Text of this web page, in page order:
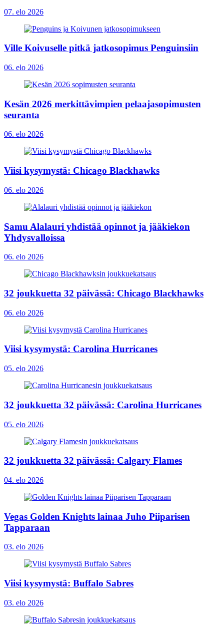
07. elo 2026
Ville Koivuselle pitkä jatkosopimus Penguinsiin
06. elo 2026
Kesän 2026 merkittävimpien pelaajasopimusten
seuranta
06. elo 2026
Viisi kysymystä: Chicago Blackhawks
06. elo 2026
Samu Alalauri yhdistää opinnot ja jääkiekon
Yhdysvalloissa
06. elo 2026
32 joukkuetta 32 päivässä: Chicago Blackhawks
06. elo 2026
Viisi kysymystä: Carolina Hurricanes
05. elo 2026
32 joukkuetta 32 päivässä: Carolina Hurricanes
05. elo 2026
32 joukkuetta 32 päivässä: Calgary Flames
04. elo 2026
Vegas Golden Knights lainaa Juho Piiparisen
Tapparaan
03. elo 2026
Viisi kysymystä: Buffalo Sabres
03. elo 2026